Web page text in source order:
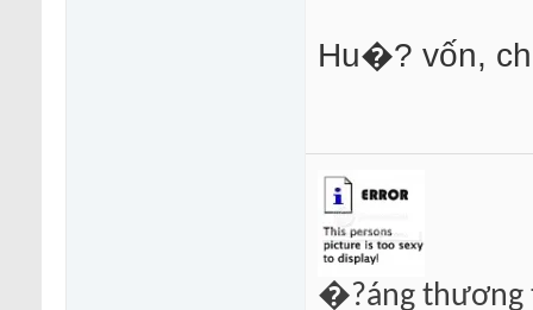
Hu�? vốn,
�?áng thương